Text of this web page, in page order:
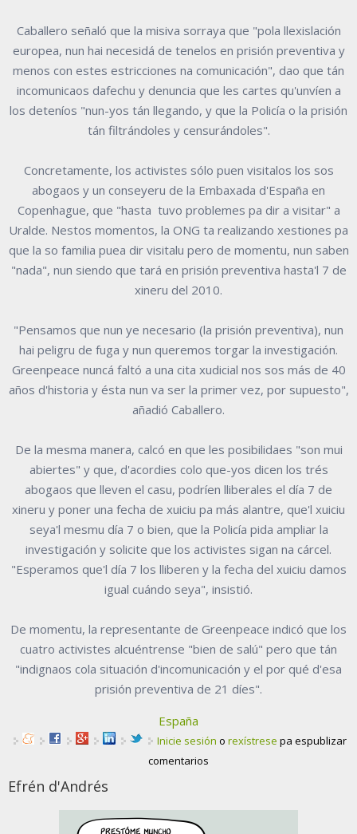
Caballero señaló que la misiva sorraya que "pola llexislación
europea, nun hai necesidá de tenelos en prisión preventiva y
menos con estes estricciones na comunicación", dao que tán
incomunicaos dafechu y denuncia que les cartes qu'unvíen a
los deteníos "nun-yos tán llegando, y que la Policía o la prisión
tán filtrándoles y censurándoles".
Concretamente, los activistes sólo puen visitalos los sos
abogaos y un conseyeru de la Embaxada d'España en
Copenhague, que "hasta tuvo problemes pa dir a visitar" a
Uralde. Nestos momentos, la ONG ta realizando xestiones pa
que la so familia puea dir visitalu pero de momentu, nun saben
"nada", nun siendo que tará en prisión preventiva hasta'l 7 de
xineru del 2010.
"Pensamos que nun ye necesario (la prisión preventiva), nun
hai peligru de fuga y nun queremos torgar la investigación.
Greenpeace nuncá faltó a una cita xudicial nos sos más de 40
años d'historia y ésta nun va ser la primer vez, por supuesto",
añadió Caballero.
De la mesma manera, calcó en que les posibilidaes "son mui
abiertes" y que, d'acordies colo que-yos dicen los trés
abogaos que lleven el casu, podríen lliberales el día 7 de
xineru y poner una fecha de xuiciu pa más alantre, que'l xuiciu
seya'l mesmu día 7 o bien, que la Policía pida ampliar la
investigación y solicite que los activistes sigan na cárcel.
"Esperamos que'l día 7 los lliberen y la fecha del xuiciu damos
igual cuándo seya", insistió.
De momentu, la representante de Greenpeace indicó que los
cuatro activistes alcuéntrense "bien de salú" pero que tán
"indignaos cola situación d'incomunicación y el por qué d'esa
prisión preventiva de 21 díes".
España
Inicie sesión o rexístrese pa espublizar
comentarios
Efrén d'Andrés